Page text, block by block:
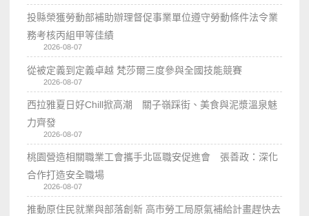
投縣榮獲勞動部補助辦理督促事業單位遵守勞動條件法令業
務考核丙組甲等佳績
2026-08-07
從被定義到定義卓越 梵莎爾三度參與全國技能競賽
2026-08-07
西拉雅夏日好Chill掀高潮 關子嶺踩街、美食與泥漿溫泉魅
力齊發
2026-08-07
桃園營造相關職業工會攜手北區職安促進會 張善政：深化
合作打造安全職場
2026-08-07
推動原住民就業與部落創新 高市勞工局原氣補給計畫趕快去